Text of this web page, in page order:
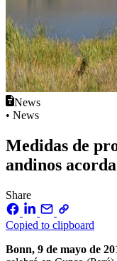
News
• News
Medidas de
andinos
Share
Copied to clipboard
Bonn, 9 de mayo de